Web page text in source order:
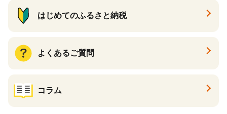
はじめてのふるさと納税
よくあるご質問
コラム